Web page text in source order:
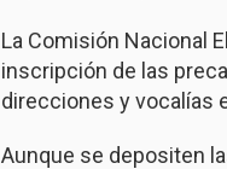
La Comisión Nacional
inscripción de las
direcciones y vocalías
Aunque se depositen